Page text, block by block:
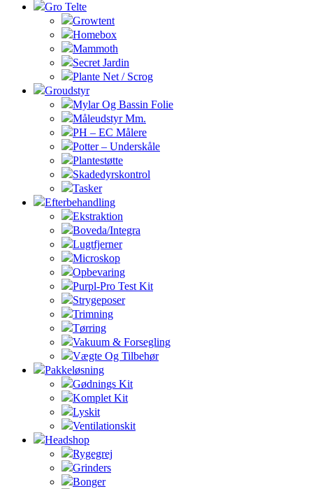
Gro Telte
Growtent
Homebox
Mammoth
Secret Jardin
Plante Net / Scrog
Groudstyr
Mylar Og Bassin Folie
Måleudstyr Mm.
PH – EC Målere
Potter – Underskåle
Plantestøtte
Skadedyrskontrol
Tasker
Efterbehandling
Ekstraktion
Boveda/Integra
Lugtfjerner
Microskop
Opbevaring
Purpl-Pro Test Kit
Strygeposer
Trimning
Tørring
Vakuum & Forsegling
Vægte Og Tilbehør
Pakkeløsning
Gødnings Kit
Komplet Kit
Lyskit
Ventilationskit
Headshop
Rygegrej
Grinders
Bonger